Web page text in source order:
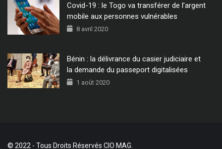
Covid-19 : le Togo va transférer de l’argent
mobile aux personnes vulnérables
8 avril 2020
Bénin : la délivrance du casier judiciaire et
la demande du passeport digitalisées
1 août 2020
© 2022 - Tous Droits Réservés CIO MAG.